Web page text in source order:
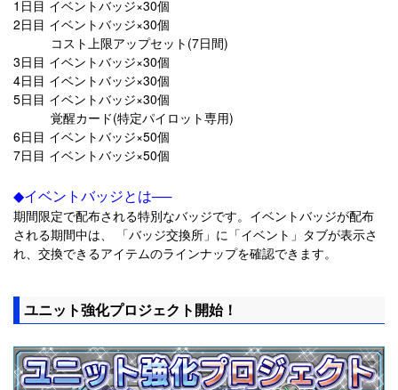
1日目 イベントバッジ×30個
2日目 イベントバッジ×30個
コスト上限アップセット(7日間)
3日目 イベントバッジ×30個
4日目 イベントバッジ×30個
5日目 イベントバッジ×30個
覚醒カード(特定パイロット専用)
6日目 イベントバッジ×50個
7日目 イベントバッジ×50個
◆イベントバッジとは──
期間限定で配布される特別なバッジです。イベントバッジが配布
される期間中は、 「バッジ交換所」に「イベント」タブが表示さ
れ、交換できるアイテムのラインナップを確認できます。
ユニット強化プロジェクト開始！